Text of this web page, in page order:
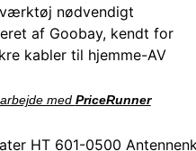
nødvendigt
af Goobay, kendt for
kabler til hjemme-AV
med PriceRunner
HT 601-0500